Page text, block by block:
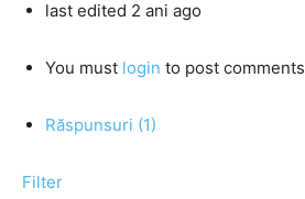
last edited 2 ani ago
You must login to post comments
Răspunsuri (1)
Filter